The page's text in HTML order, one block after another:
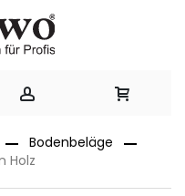
Bodenbeläge
Holz